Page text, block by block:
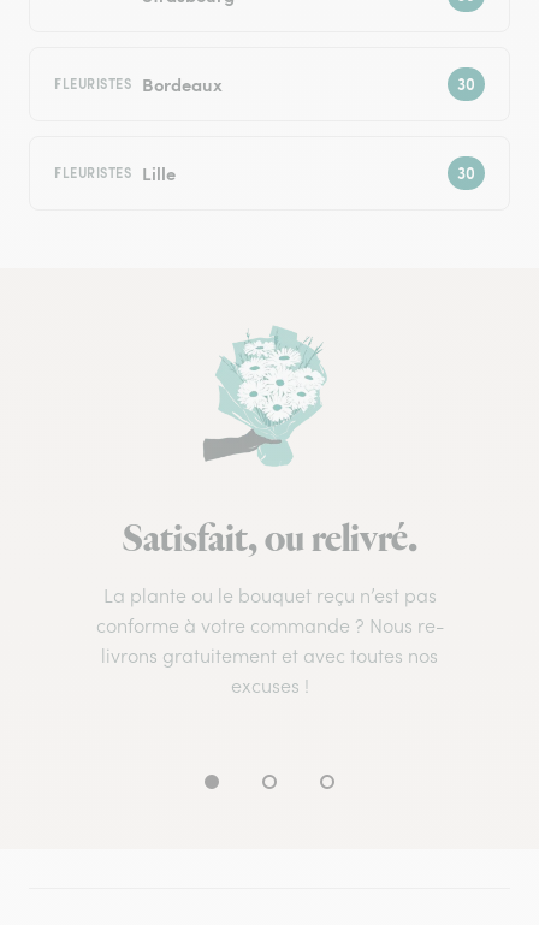
FLEURISTES Bordeaux
FLEURISTES Lille
Satisfait, ou relivré.
La plante ou le bouquet reçu n’est pas
conforme à votre commande ? Nous re-
livrons gratuitement et avec toutes nos
excuses !